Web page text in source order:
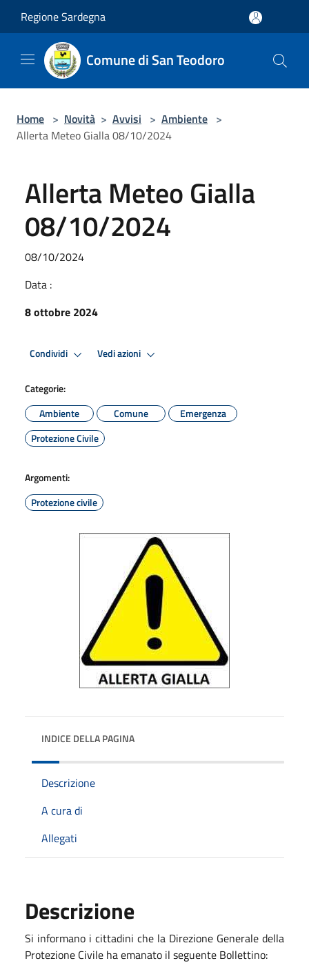
Regione Sardegna
Comune di San Teodoro
Home > Novità > Avvisi > Ambiente >
Allerta Meteo Gialla 08/10/2024
Allerta Meteo Gialla
08/10/2024
08/10/2024
Data :
8 ottobre 2024
Condividi Vedi azioni
Categorie:
Ambiente
Comune
Emergenza
Protezione Civile
Argomenti:
Protezione civile
INDICE DELLA PAGINA
Descrizione
A cura di
Allegati
Descrizione
Si informano i cittadini che la Direzione Generale della
Protezione Civile ha emanato il seguente Bollettino: